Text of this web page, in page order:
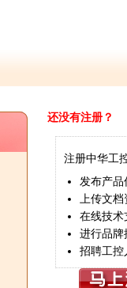
还没有注册？
注册中华工
发布产品
上传文档
在线技术
进行品牌
招聘工控